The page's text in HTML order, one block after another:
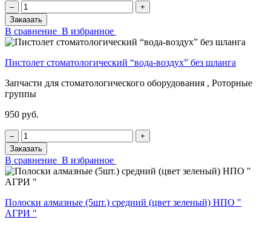
‒
+
Заказать
В сравнение В избранное
Пистолет стоматологический “вода-воздух” без шланга
Запчасти для стоматологического оборудования , Роторные
группы
950 руб.
‒
+
Заказать
В сравнение В избранное
Полоски алмазные (5шт.) средний (цвет зеленый) НПО "
АГРИ "